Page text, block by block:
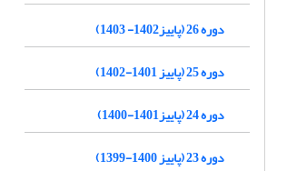
دوره 26 (پاییز1402- 1403)
دوره 25 (پاییز 1401-1402)
دوره 24 (پاییز1401-1400)
دوره 23 (پاییز 1400-1399)